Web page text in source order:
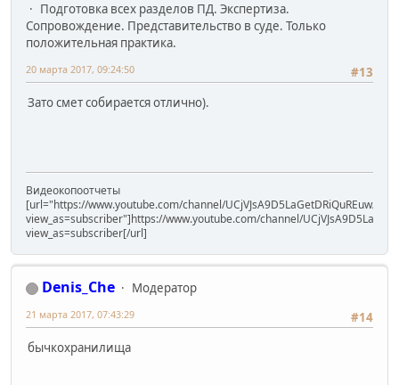
Подготовка всех разделов ПД. Экспертиза.
Сопровождение. Представительство в суде. Только
положительная практика.
#13
20 марта 2017, 09:24:50
Зато смет собирается отлично).
Видеокопоотчеты
[url="https://www.youtube.com/channel/UCjVJsA9D5LaGetDRiQuREuw/
view_as=subscriber"]https://www.youtube.com/channel/
view_as=subscriber[/url]
Denis_Che
Модератор
#14
21 марта 2017, 07:43:29
бычкохранилища